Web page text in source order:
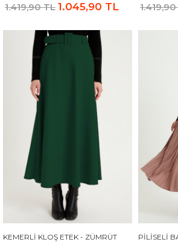
1.419,90 TL 1.045,90 TL
KEMERLI KLOŞ ETEK - ZÜMRÜT PILISELI